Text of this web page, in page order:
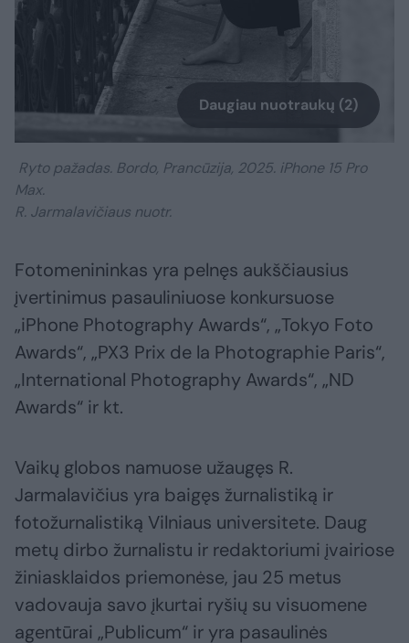
Daugiau nuotraukų (2)
Ryto pažadas. Bordo, Prancūzija, 2025. iPhone 15 Pro
Max.
R. Jarmalavičiaus nuotr.
Fotomenininkas yra pelnęs aukščiausius
įvertinimus pasauliniuose konkursuose
„iPhone Photography Awards“, „Tokyo Foto
Awards“, „PX3 Prix de la Photographie Paris“,
„International Photography Awards“, „ND
Awards“ ir kt.
Vaikų globos namuose užaugęs R.
Jarmalavičius yra baigęs žurnalistiką ir
fotožurnalistiką Vilniaus universitete. Daug
metų dirbo žurnalistu ir redaktoriumi įvairiose
žiniasklaidos priemonėse, jau 25 metus
vadovauja savo įkurtai ryšių su visuomene
agentūrai „Publicum“ ir yra pasaulinės